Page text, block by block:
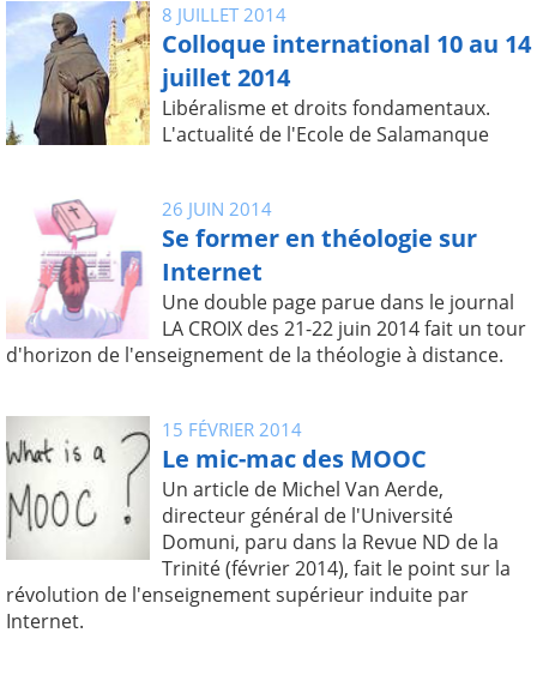
8 JUILLET 2014
Colloque international 10 au 14
juillet 2014
Libéralisme et droits fondamentaux.
L'actualité de l'Ecole de Salamanque
26 JUIN 2014
Se former en théologie sur
Internet
Une double page parue dans le journal
LA CROIX des 21-22 juin 2014 fait un tour
d'horizon de l'enseignement de la théologie à distance.
15 FÉVRIER 2014
Le mic-mac des MOOC
Un article de Michel Van Aerde,
directeur général de l'Université
Domuni, paru dans la Revue ND de la
Trinité (février 2014), fait le point sur la
révolution de l'enseignement supérieur induite par
Internet.